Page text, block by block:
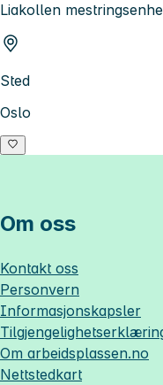
Liakollen
Sted
Oslo
Om oss
Kontakt oss
Personvern
Informasjonskapsler
Om arbeidsplassen.no
Nettstedkart